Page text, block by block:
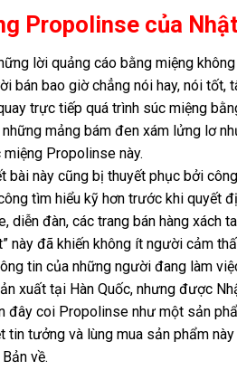
Propolinse của
lời quảng cáo bằng miệng
bán bao giờ chẳng nói hay, nói
trực tiếp quá trình súc miệng
mảng bám đen xám lửng lơ
Propolinse này.
bài này cũng bị thuyết phục bởi
tìm hiểu kỹ hơn trước khi quyết
diễn đàn, các trang bán hàng xách
này đã khiến không ít người cảm
tin của những người đang làm
xuất tại Hàn Quốc, nhưng được
đây coi Propolinse như một sản
tin tưởng và lùng mua sản phẩm
về.